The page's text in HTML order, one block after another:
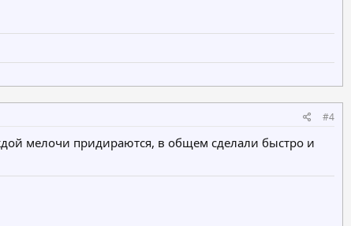
#4
мелочи придираются, в общем сделали быстро и